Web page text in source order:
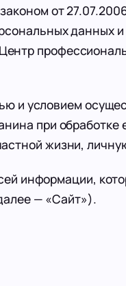
от
данных
условием
при
жизни,
информации,
— «Сайт»).